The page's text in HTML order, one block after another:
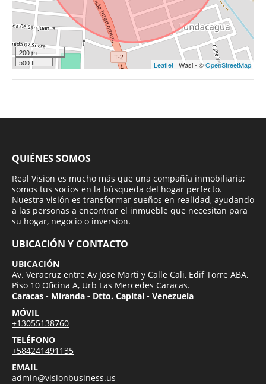
200 m
500 ft
Leaflet | Wasi - ©OpenStreetMap
QUIÉNES SOMOS
Real Vision es mucho más que una compañía inmobiliaria;
somos tus socios en la búsqueda del hogar perfecto.
Nuestra visión es transformar sueños en realidad, ayudando
a las personas a encontrar el inmueble que necesitan para
su hogar, negocio o inversion.
UBICACIÓN Y CONTACTO
UBICACIÓN
Av. Veracruz entre Av Jose Marti y Calle Cali, Edif Torre ABA,
Piso 10 Oficina A, Urb Las Mercedes Caracas.
Caracas - Miranda - Dtto. Capital - Venezuela
MÓVIL
+13055138760
TELÉFONO
+584241491135
EMAIL
admin@visionbusiness.us